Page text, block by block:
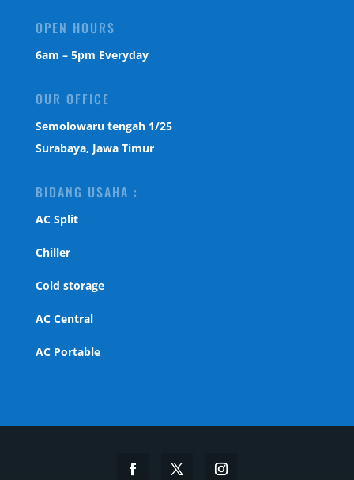
OPEN HOURS
6am – 5pm Everyday
OUR OFFICE
Semolowaru tengah 1/25
Surabaya, Jawa Timur
BIDANG USAHA :
AC Split
Chiller
Cold storage
AC Central
AC Portable